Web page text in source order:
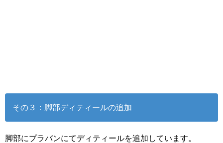
その３：脚部ディティールの追加
脚部にプラバンにてディティールを追加しています。